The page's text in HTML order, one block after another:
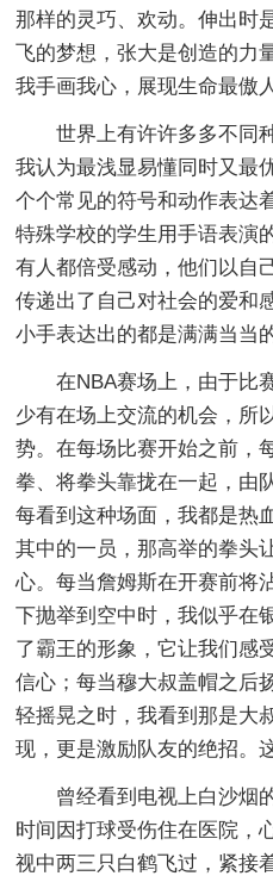
那样的灵巧、欢动。伸出时
飞的梦想，张大是创造的力
我手画我心，展现生命最傲
世界上有许许多多不同
我认为最浅显易懂同时又最
个个常见的符号和动作表达
特殊学校的学生用手语表演
有人都倍受感动，他们以自
传递出了自己对社会的爱和
小手表达出的都是满满当当
在NBA赛场上，由于比
少有在场上交流的机会，所
势。在每场比赛开始之前，
拳、将拳头靠拢在一起，由
每看到这种场面，我都是热
其中的一员，那高举的拳头
心。每当詹姆斯在开赛前将
下抛举到空中时，我似乎在
了霸王的形象，它让我们感
信心；每当穆大叔盖帽之后
轻摇晃之时，我看到那是大
现，更是激励队友的绝招。
曾经看到电视上白沙烟
时间因打球受伤住在医院，
视中两三只白鹤飞过，紧接